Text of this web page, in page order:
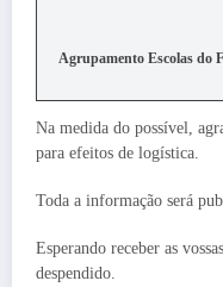
Agrupamento Escolas do
Na medida do possível,
para efeitos de logística.
Toda a informação será
Esperando receber as
despendido.